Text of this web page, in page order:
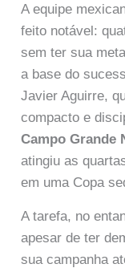
A equipe
feito notável:
sem ter sua
a base do
Javier Aguirre,
compacto e
Campo Grande
atingiu as
em uma Copa
A tarefa, no
apesar de ter
sua campanha